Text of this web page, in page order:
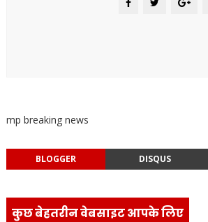
mp breaking news
BLOGGER DISQUS
कुछ बेहतरीन वेबसाइट आपके लिए